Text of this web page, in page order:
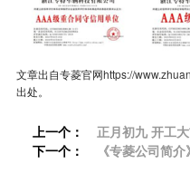
文章出自专菱官网https://
出处。
上一个：
正月初九 开工
下一个：
《专菱公司简介